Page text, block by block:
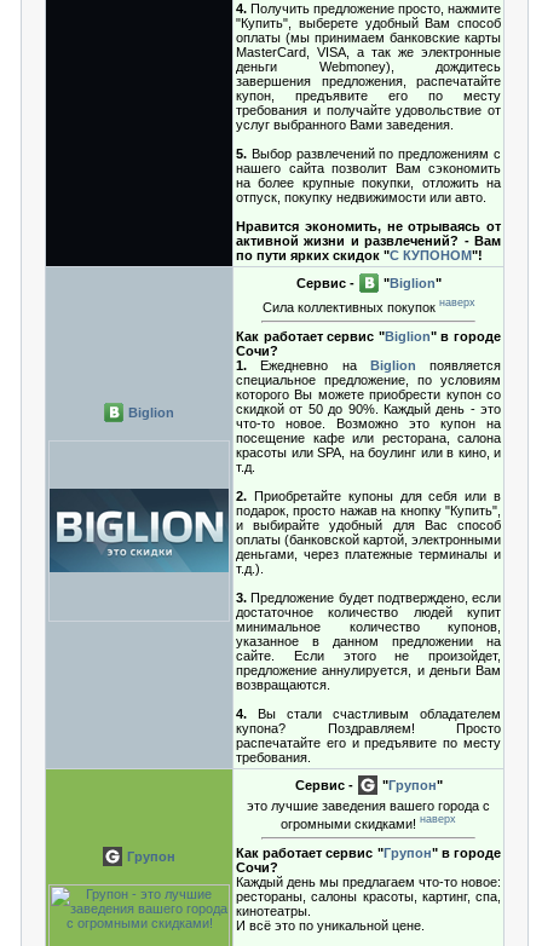
4. Получить предложение просто, нажмите
"Купить", выберете удобный Вам способ
оплаты (мы принимаем банковские карты
MasterCard, VISA, а так же электронные
деньги Webmoney), дождитесь
завершения предложения, распечатайте
купон, предъявите его по месту
требования и получайте удовольствие от
услуг выбранного Вами заведения.
5. Выбор развлечений по предложениям с
нашего сайта позволит Вам сэкономить
на более крупные покупки, отложить на
отпуск, покупку недвижимости или авто.
Нравится экономить, не отрываясь от
активной жизни и развлечений? - Вам
по пути ярких скидок "С КУПОНОМ"!
Biglion
Сервис - "Biglion"
Сила коллективных покупок наверх
Как работает сервис "Biglion" в городе
Сочи?
1. Ежедневно на Biglion появляется
специальное предложение, по условиям
которого Вы можете приобрести купон со
скидкой от 50 до 90%. Каждый день - это
что-то новое. Возможно это купон на
посещение кафе или ресторана, салона
красоты или SPA, на боулинг или в кино, и
т.д.
2. Приобретайте купоны для себя или в
подарок, просто нажав на кнопку "Купить",
и выбирайте удобный для Вас способ
оплаты (банковской картой, электронными
деньгами, через платежные терминалы и
т.д.).
3. Предложение будет подтверждено, если
достаточное количество людей купит
минимальное количество купонов,
указанное в данном предложении на
сайте. Если этого не произойдет,
предложение аннулируется, и деньги Вам
возвращаются.
4. Вы стали счастливым обладателем
купона? Поздравляем! Просто
распечатайте его и предъявите по месту
требования.
Групон
Сервис - "Групон"
это лучшие заведения вашего города с
огромными скидками! наверх
Как работает сервис "Групон" в городе
Сочи?
Каждый день мы предлагаем что-то новое:
рестораны, салоны красоты, картинг, спа,
кинотеатры.
И всё это по уникальной цене.